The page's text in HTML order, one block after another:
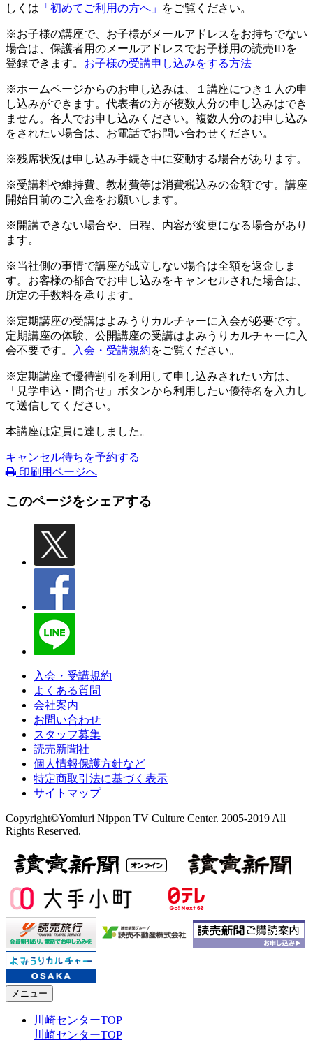
しくは 「初めてご利用の方へ」 をご覧ください。
※お子様の講座で、お子様がメールアドレスをお持ちでない
場合は、保護者用のメールアドレスでお子様用の読売IDを
登録できます。 お子様の受講申し込みをする方法
※ホームページからのお申し込みは、１講座につき１人の申
し込みができます。代表者の方が複数人分の申し込みはでき
ません。各人でお申し込みください。複数人分のお申し込み
をされたい場合は、お電話でお問い合わせください。
※残席状況は申し込み手続き中に変動する場合があります。
※受講料や維持費、教材費等は消費税込みの金額です。講座
開始日前のご入金をお願いします。
※開講できない場合や、日程、内容が変更になる場合があり
ます。
※当社側の事情で講座が成立しない場合は全額を返金しま
す。お客様の都合でお申し込みをキャンセルされた場合は、
所定の手数料を承ります。
※定期講座の受講はよみうりカルチャーに入会が必要です。
定期講座の体験、公開講座の受講はよみうりカルチャーに入
会不要です。
入会・受講規約をご覧ください。
※定期講座で優待割引を利用して申し込みされたい方は、
「見学申込・問合せ」ボタンから利用したい優待名を入力し
て送信してください。
本講座は定員に達しました。
キャンセル待ちを予約する
印刷用ページへ
このページをシェアする
入会・受講規約
よくある質問
会社案内
お問い合わせ
スタッフ募集
読売新聞社
個人情報保護方針など
特定商取引法に基づく表示
サイトマップ
Copyright©Yomiuri Nippon TV Culture Center. 2005-2019 All
Rights Reserved.
メニュー
川崎センターTOP
川崎センターTOP